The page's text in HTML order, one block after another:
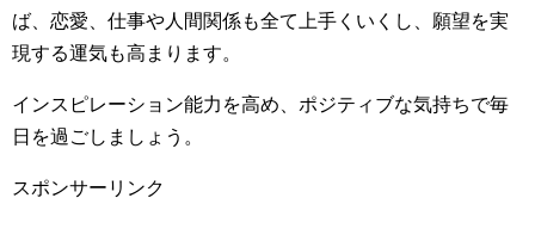
ば、恋愛、仕事や人間関係も全て上手くいくし、願望を実
現する運気も高まります。
インスピレーション能力を高め、ポジティブな気持ちで毎
日を過ごしましょう。
スポンサーリンク